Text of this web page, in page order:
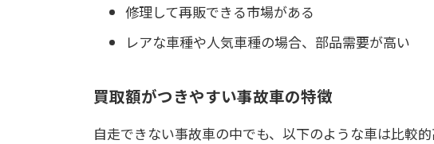
修理して再販できる市場がある
レアな車種や人気車種の場合、部品需要が高い
買取額がつきやすい事故車の特徴
自走できない事故車の中でも、以下のような車は比較